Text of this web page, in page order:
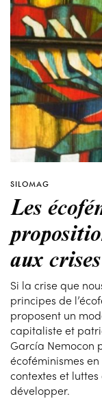
SILOMAG
Les
aux
Si la crise que
principes de
proposent un
capitaliste et
García Nemocon
écoféminismes
contextes et
développer.